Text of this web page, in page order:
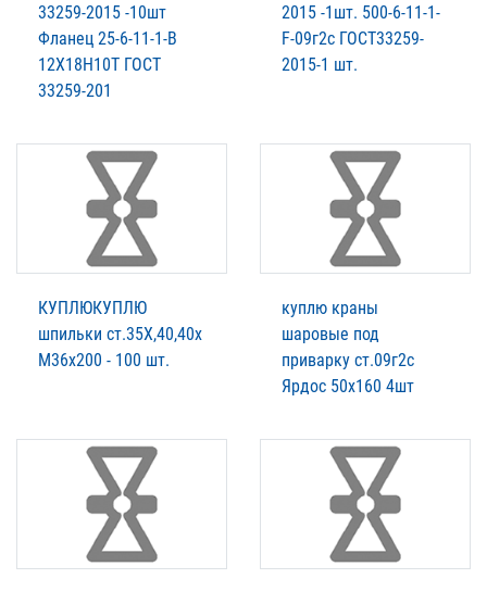
33259-2015 -10шт
Фланец 25-6-11-1-В
12Х18Н10Т ГОСТ
33259-201
2015 -1шт. 500-6-11-1-
F-09г2с ГОСТ33259-
2015-1 шт.
КУПЛЮКУПЛЮ
шпильки ст.35Х,40,40х
М36х200 - 100 шт.
куплю краны
шаровые под
приварку ст.09г2с
Ярдос 50х160 4шт